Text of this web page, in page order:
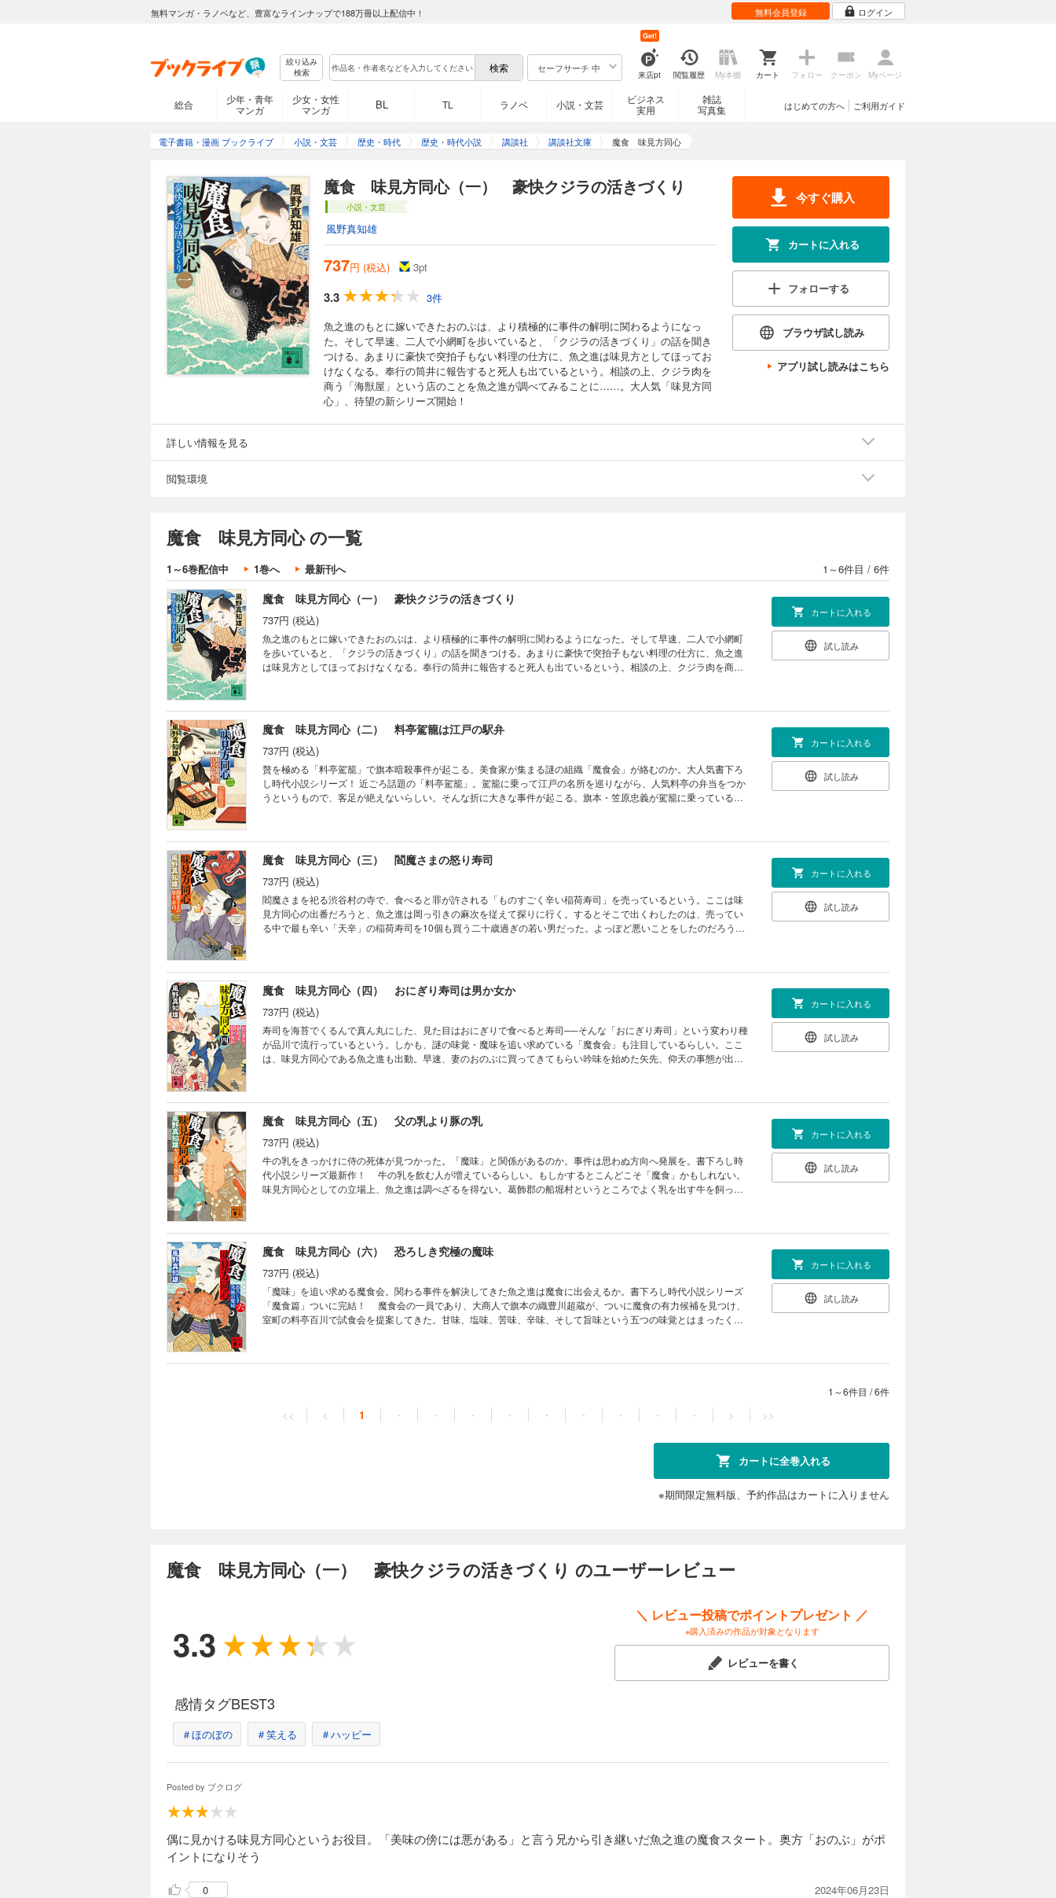
無料マンガ・ラノベなど、豊富なラインナップで188万冊以上配信中！ 無料会員登録 ログイン
絞り込み
検索
セーフサーチ 中
来店pt
Get!
閲覧履歴 My本棚 カート フォロー クーポン Myページ
総合
少年・青年
マンガ
少女・女性
マンガ
BL TL ラノベ 小説・文芸
ビジネス
実用
雑誌
写真集
ご利用ガイド
はじめての方へ
電子書籍・漫画 ブックライブ 小説・文芸 歴史・時代 歴史・時代小説 講談社 講談社文庫 魔食 味見方同心
魔食 味見方同心（一） 豪快クジラの活きづくり
小説・文芸
風野真知雄
737円 (税込) 3pt
3.3
3件
魚之進のもとに嫁いできたおのぶは、より積極的に事件の解明に関わるようになっ
た。そして早速、二人で小網町を歩いていると、「クジラの活きづくり」の話を聞き
つける。あまりに豪快で突拍子もない料理の仕方に、魚之進は味見方としてほってお
けなくなる。奉行の筒井に報告すると死人も出ているという。相談の上、クジラ肉を
商う「海獣屋」という店のことを魚之進が調べてみることに……。大人気「味見方同
心」、待望の新シリーズ開始！
今すぐ購入
カートに入れる
フォローする
ブラウザ試し読み
アプリ試し読みはこちら
詳しい情報を見る
閲覧環境
魔食 味見方同心 の一覧
1～6巻配信中 1巻へ 最新刊へ 1～6件目 / 6件
魔食 味見方同心（一） 豪快クジラの活きづくり
737円 (税込)
魚之進のもとに嫁いできたおのぶは、より積極的に事件の解明に関わるようになった。そして早速、二人で小網町
を歩いていると、「クジラの活きづくり」の話を聞きつける。あまりに豪快で突拍子もない料理の仕方に、魚之進
は味見方としてほっておけなくなる。奉行の筒井に報告すると死人も出ているという。相談の上、クジラ肉を商う
カートに入れる
試し読み
魔食 味見方同心（二） 料亭駕籠は江戸の駅弁
737円 (税込)
贅を極める「料亭駕籠」で旗本暗殺事件が起こる。美食家が集まる謎の組織「魔食会」が絡むのか。大人気書下ろ
し時代小説シリーズ！ 近ごろ話題の「料亭駕籠」。駕籠に乗って江戸の名所を巡りながら、人気料亭の弁当をつか
うというもので、客足が絶えないらしい。そんな折に大きな事件が起こる。旗本・笠原忠義が駕籠に乗っている最
えて事件の真相を調べることに……。
カートに入れる
試し読み
魔食 味見方同心（三） 閻魔さまの怒り寿司
737円 (税込)
閻魔さまを祀る渋谷村の寺で、食べると罪が許される「ものすごく辛い稲荷寿司」を売っているという。ここは味
見方同心の出番だろうと、魚之進は岡っ引きの麻次を従えて探りに行く。するとそこで出くわしたのは、売ってい
る中で最も辛い「天辛」の稲荷寿司を10個も買う二十歳過ぎの若い男だった。よっぽど悪いことをしたのだろう
カートに入れる
試し読み
魔食 味見方同心（四） おにぎり寿司は男か女か
737円 (税込)
寿司を海苔でくるんで真ん丸にした、見た目はおにぎりで食べると寿司──そんな「おにぎり寿司」という変わり種
が品川で流行っているという。しかも、謎の味覚・魔味を追い求めている「魔食会」も注目しているらしい。ここ
は、味見方同心である魚之進も出動。早速、妻のおのぶに買ってきてもらい吟味を始めた矢先、仰天の事態が出来
は……。
カートに入れる
試し読み
魔食 味見方同心（五） 父の乳より豚の乳
737円 (税込)
牛の乳をきっかけに侍の死体が見つかった。「魔味」と関係があるのか。事件は思わぬ方向へ発展を。書下ろし時
代小説シリーズ最新作！ 牛の乳を飲む人が増えているらしい。もしかするとこんどこそ「魔食」かもしれない。
味見方同心としての立場上、魚之進は調べざるを得ない。葛飾郡の船堀村というところでよく乳を出す牛を飼って
告するに留まるのだった……。
カートに入れる
試し読み
魔食 味見方同心（六） 恐ろしき究極の魔味
737円 (税込)
「魔味」を追い求める魔食会。関わる事件を解決してきた魚之進は魔食に出会えるか。書下ろし時代小説シリーズ
「魔食篇」ついに完結！ 魔食会の一員であり、大商人で旗本の織豊川超蔵が、ついに魔食の有力候補を見つけ、
室町の料亭百川で試食会を提案してきた。甘味、塩味、苦味、辛味、そして旨味という五つの味覚とはまったく別
この国にはいないゾウの煮物、顔を造り変えた美女オコゼなど。だが、いずれも奇抜な見た目や面白い着想の料理
当日、百川の大広間に出てきた呪いの料理の正体とは！？
カートに入れる
試し読み
1～6件目 /6件
<< < 1 ・ ・ ・ ・ ・ ・ ・ ・ ・ > >>
カートに全巻入れる
※期間限定無料版、予約作品はカートに入りません
魔食 味見方同心（一） 豪快クジラの活きづくり のユーザーレビュー
3.3
＼ レビュー投稿でポイントプレゼント ／
※購入済みの作品が対象となります
レビューを書く
感情タグBEST3
＃ほのぼの ＃笑える ＃ハッピー
Posted by ブクログ
偶に見かける味見方同心というお役目。「美味の傍には悪がある」と言う兄から引き継いだ魚之進の魔食スタート。奥方「おのぶ」がポ
イントになりそう
0 2024年06月23日